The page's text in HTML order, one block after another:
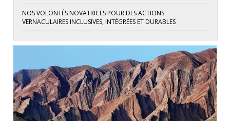
NOS VOLONTÉS NOVATRICES POUR DES ACTIONS
VERNACULAIRES INCLUSIVES, INTÉGRÉES ET DURABLES